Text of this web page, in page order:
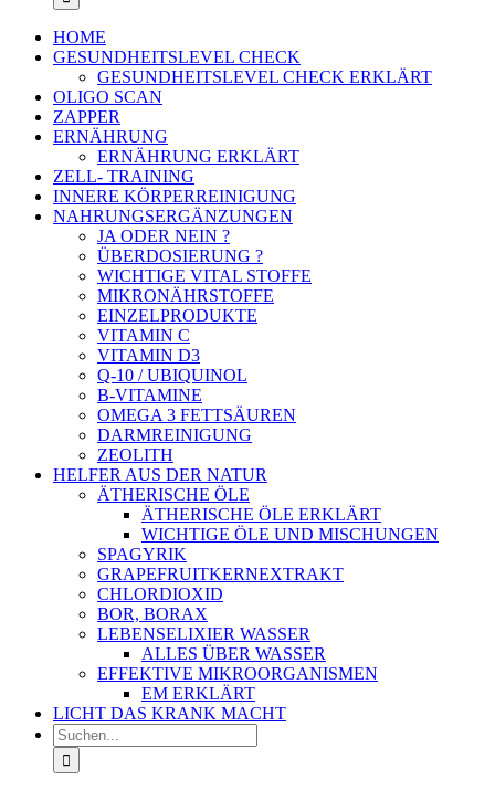
HOME
GESUNDHEITSLEVEL CHECK
GESUNDHEITSLEVEL CHECK ERKLÄRT
OLIGO SCAN
ZAPPER
ERNÄHRUNG
ERNÄHRUNG ERKLÄRT
ZELL- TRAINING
INNERE KÖRPERREINIGUNG
NAHRUNGSERGÄNZUNGEN
JA ODER NEIN ?
ÜBERDOSIERUNG ?
WICHTIGE VITAL STOFFE
MIKRONÄHRSTOFFE
EINZELPRODUKTE
VITAMIN C
VITAMIN D3
Q-10 / UBIQUINOL
B-VITAMINE
OMEGA 3 FETTSÄUREN
DARMREINIGUNG
ZEOLITH
HELFER AUS DER NATUR
ÄTHERISCHE ÖLE
ÄTHERISCHE ÖLE ERKLÄRT
WICHTIGE ÖLE UND MISCHUNGEN
SPAGYRIK
GRAPEFRUITKERNEXTRAKT
CHLORDIOXID
BOR, BORAX
LEBENSELIXIER WASSER
ALLES ÜBER WASSER
EFFEKTIVE MIKROORGANISMEN
EM ERKLÄRT
LICHT DAS KRANK MACHT
Suche
nach: